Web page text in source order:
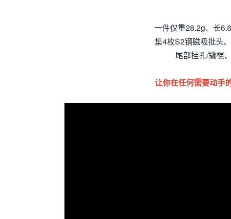
一件仅重28.2g、长
集4枚S2钢磁吸批头
尾部挂孔/撬棍
让你在任何需要动手